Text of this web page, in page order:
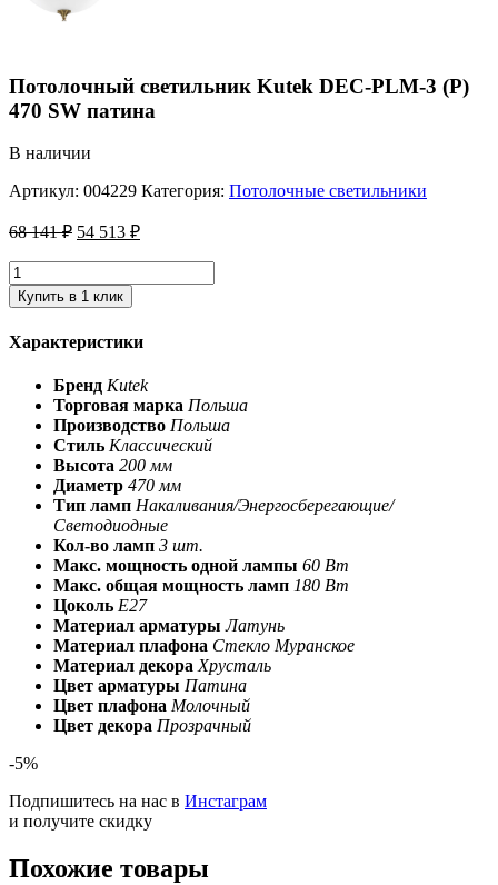
Потолочный светильник Kutek DEC-PLM-3 (P)
470 SW патина
В наличии
Артикул: 004229 Категория: Потолочные светильники
68 141₽ 54 513 ₽
Купить в 1 клик
Характеристики
Бренд Kutek
Торговая марка Польша
Производство Польша
Стиль Классический
Высота 200 мм
Диаметр 470 мм
Тип ламп Накаливания/Энергосберегающие/
Светодиодные
Кол-во ламп 3 шт.
Макс. мощность одной лампы 60 Вт
Макс. общая мощность ламп 180 Вт
Цоколь E27
Материал арматуры Латунь
Материал плафона Стекло Муранское
Материал декора Хрусталь
Цвет арматуры Патина
Цвет плафона Молочный
Цвет декора Прозрачный
-5%
Подпишитесь на нас в Инстаграм
и получите скидку
Похожие товары